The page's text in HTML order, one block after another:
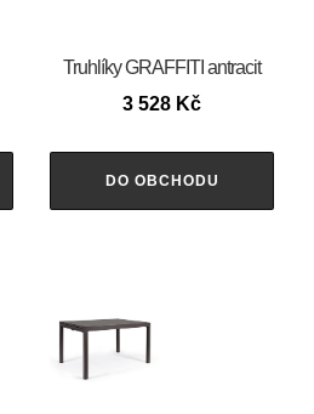
Truhlíky GRAFFITI antracit
3 528 Kč
DO OBCHODU